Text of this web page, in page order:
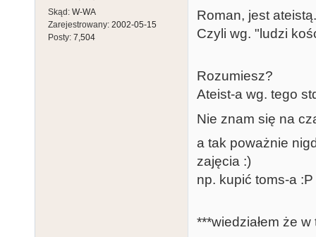
Skąd: W-WA
Zarejestrowany: 2002-05-15
Posty: 7,504
Roman, jest ateistą.
Czyli wg. "ludzi
Rozumiesz?
Ateist-a wg. tego
Nie znam się na
a tak poważnie
zajęcia :)
np. kupić toms-a :P
***wiedziałem że